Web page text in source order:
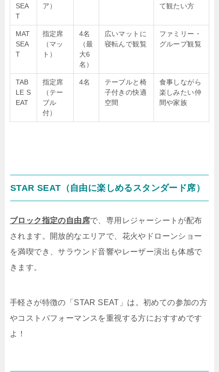
SEA
T
ア）
て観たい方
MAT
SEA
T
指定席
（マッ
ト）
4名
（最
大6
名）
広いマットに
寝転んで観覧
ファミリー・
グループ観覧
TAB
LE S
EAT
指定席
（テー
ブル
付）
4名
テーブルと椅
子付きの快適
空間
食事しながら
楽しみたい仲
間や家族
STAR SEAT（自由に楽しめるスタンダード席）
ブロック指定の自由席で、専用レジャーシートが配布
されます。
開放的なエリアで、花火やドローンショー
を満喫でき、サラウンド音響やレーザー演出も体感で
きます。
手軽さが特徴の「STAR SEAT」は。 初めての参加の方
やコストパフォーマンスを重視する方におすすめです
よ！